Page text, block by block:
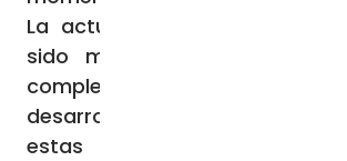
La actual realidad eclesial en
sido moldeada por una
compleja, estrechamente
desarrollo del cristianismo
estas tierras. “Como Obras